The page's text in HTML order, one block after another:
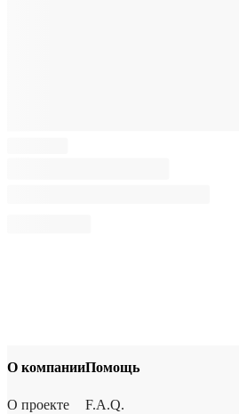
О компании
О проекте
Помощь
F.A.Q.